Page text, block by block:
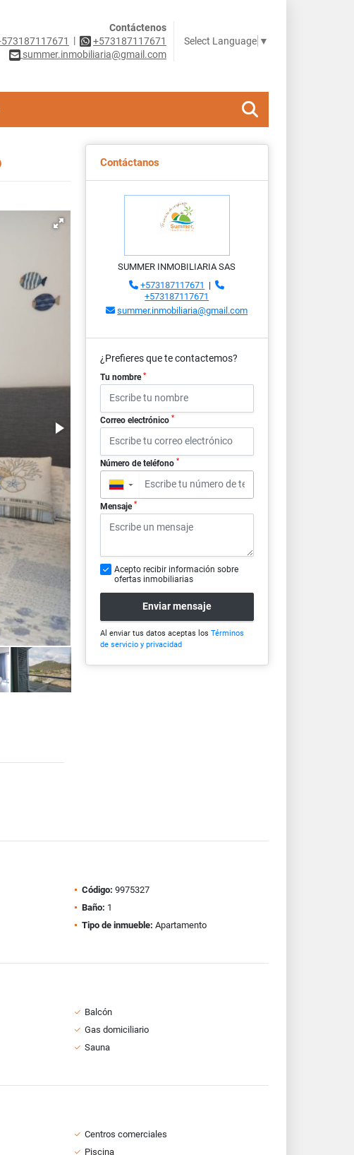
Contáctenos
|
+573187117671
summer.inmobiliaria@gmail.com
Select Language ▼
Contáctanos
SUMMER INMOBILIARIA SAS
+573187117671 |
+573187117671
summer.inmobiliaria@gmail.com
¿Prefieres que te contactemos?
Tu nombre *
Correo electrónico *
Número de teléfono *
▼
Mensaje *
Acepto recibir información sobre
ofertas inmobiliarias
Enviar mensaje
Al enviar tus datos aceptas los Términos
de servicio y privacidad
Código: 9975327
Baño: 1
Tipo de inmueble: Apartamento
Balcón
Gas domiciliario
Sauna
Centros comerciales
Piscina